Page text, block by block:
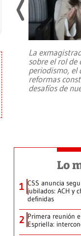
La
sobre el rol de
periodismo, el
reformas
desafíos de
Lo
1 CSS anuncia
jubilados: ACH y
definidas
2 Primera reunión
Espriella: